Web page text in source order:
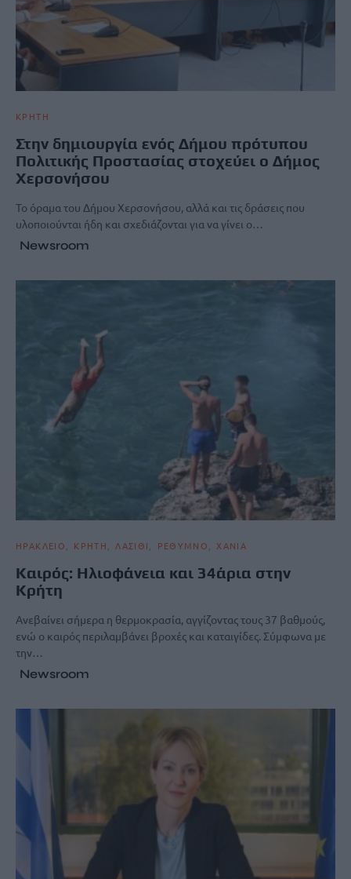
ΚΡΗΤΗ
Στην δημιουργία ενός Δήμου πρότυπου
Πολιτικής Προστασίας στοχεύει ο Δήμος
Χερσονήσου
Το όραμα του Δήμου Χερσονήσου, αλλά και τις δράσεις που
υλοποιούνται ήδη και σχεδιάζονται για να γίνει ο…
Newsroom
ΗΡΑΚΛΕΙΟ ΚΡΗΤΗ ΛΑΣΙΘΙ ΡΕΘΥΜΝΟ ΧΑΝΙΑ
Kαιρός: Ηλιοφάνεια και 34άρια στην
Κρήτη
Ανεβαίνει σήμερα η θερμοκρασία, αγγίζοντας τους 37 βαθμούς,
ενώ ο καιρός περιλαμβάνει βροχές και καταιγίδες. Σύμφωνα με
την…
Newsroom